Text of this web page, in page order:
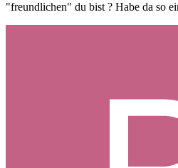
"freundlichen" du bist ? Habe da so